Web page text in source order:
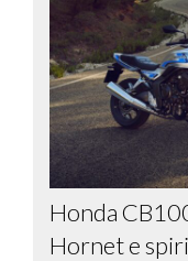
Honda
Hornet e